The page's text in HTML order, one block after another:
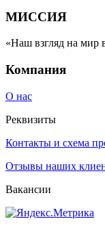
МИССИЯ
«Наш взгляд на мир
Компания
О нас
Реквизиты
Контакты и схема
Отзывы наших
Вакансии